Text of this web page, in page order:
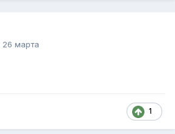
26 марта
1